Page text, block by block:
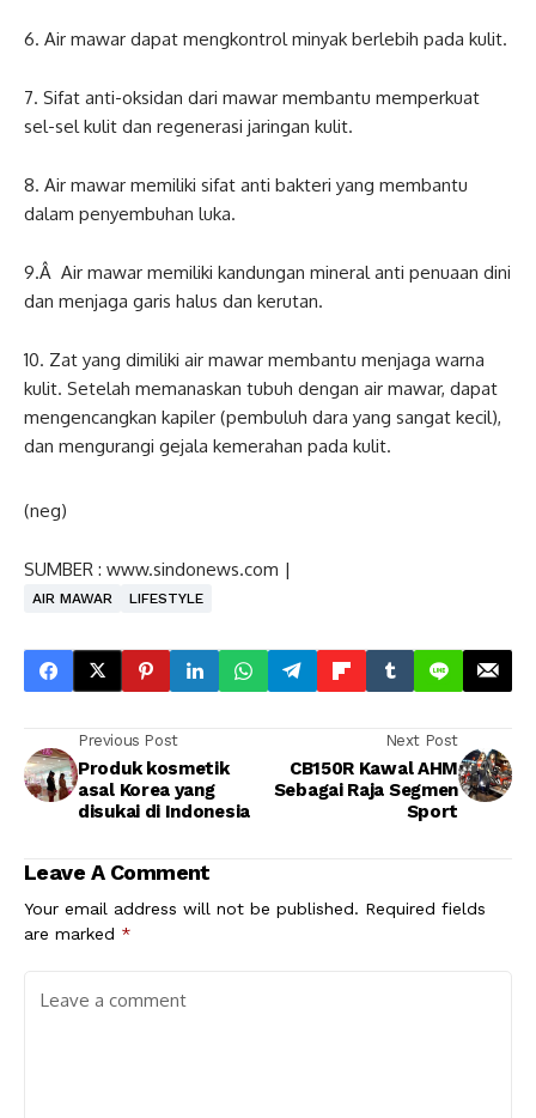
6. Air mawar dapat mengkontrol minyak berlebih pada kulit.
7. Sifat anti-oksidan dari mawar membantu memperkuat
sel-sel kulit dan regenerasi jaringan kulit.
8. Air mawar memiliki sifat anti bakteri yang membantu
dalam penyembuhan luka.
9.Â Air mawar memiliki kandungan mineral anti penuaan dini
dan menjaga garis halus dan kerutan.
10. Zat yang dimiliki air mawar membantu menjaga warna
kulit. Setelah memanaskan tubuh dengan air mawar, dapat
mengencangkan kapiler (pembuluh dara yang sangat kecil),
dan mengurangi gejala kemerahan pada kulit.
(neg)
SUMBER : www.sindonews.com |
AIR MAWAR LIFESTYLE
Previous Post
Produk kosmetik
asal Korea yang
disukai di Indonesia
Next Post
CB150R Kawal AHM
Sebagai Raja Segmen
Sport
Leave A Comment
Your email address will not be published. Required fields
are marked *